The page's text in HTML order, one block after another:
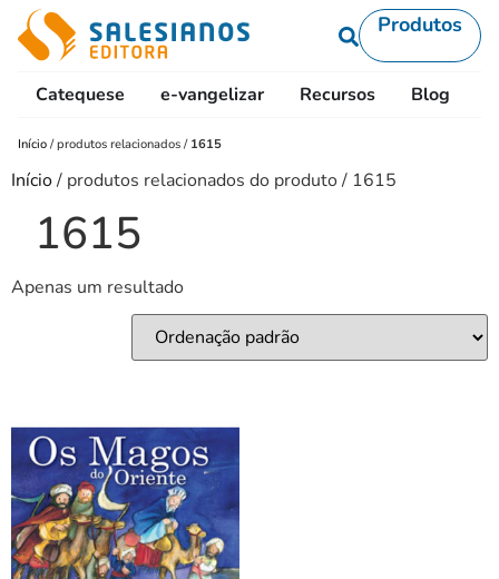
Produtos
Catequese e-vangelizar Recursos Blog
Início /produtos relacionados / 1615
Início/ produtos relacionados do produto / 1615
1615
Apenas um resultado